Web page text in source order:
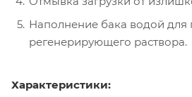
Наполнение бака водой для
регенерирующего раствора.
Характеристики: